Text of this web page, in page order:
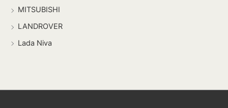
MITSUBISHI
LANDROVER
Lada Niva